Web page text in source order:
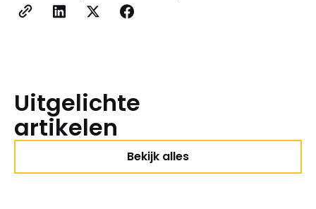
Uitgelichte
artikelen
Bekijk alles